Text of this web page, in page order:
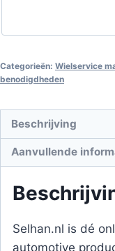
Categorieën: Wielservice
benodigdheden
Beschrijving
Aanvullende
Selhan.nl is dé
automotive